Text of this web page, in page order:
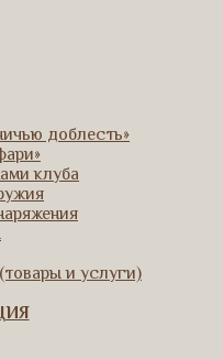
доблесть»
клуба
и услуги)